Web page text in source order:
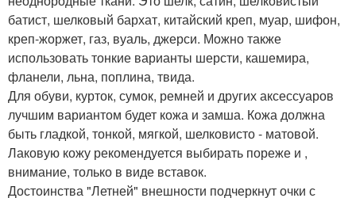
батист, шелковый бархат, китайский креп, муар, шифон,
креп-жоржет, газ, вуаль, джерси. Можно также
использовать тонкие варианты шерсти, кашемира,
фланели, льна, поплина, твида.
Для обуви, курток, сумок, ремней и других аксессуаров
лучшим вариантом будет кожа и замша. Кожа должна
быть гладкой, тонкой, мягкой, шелковисто - матовой.
Лаковую кожу рекомендуется выбирать пореже и ,
внимание, только в виде вставок.
Достоинства "Летней" внешности подчеркнут очки с